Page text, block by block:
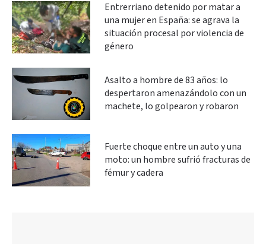
Entrerriano detenido por matar a
una mujer en España: se agrava la
situación procesal por violencia de
género
Asalto a hombre de 83 años: lo
despertaron amenazándolo con un
machete, lo golpearon y robaron
Fuerte choque entre un auto y una
moto: un hombre sufrió fracturas de
fémur y cadera